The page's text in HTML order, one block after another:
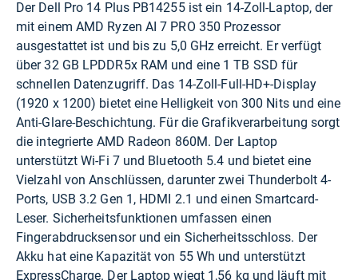
Der Dell Pro 14 Plus PB14255 ist ein 14-Zoll-Laptop, der
mit einem AMD Ryzen AI 7 PRO 350 Prozessor
ausgestattet ist und bis zu 5,0 GHz erreicht. Er verfügt
über 32 GB LPDDR5x RAM und eine 1 TB SSD für
schnellen Datenzugriff. Das 14-Zoll-Full-HD+-Display
(1920 x 1200) bietet eine Helligkeit von 300 Nits und eine
Anti-Glare-Beschichtung. Für die Grafikverarbeitung sorgt
die integrierte AMD Radeon 860M. Der Laptop
unterstützt Wi-Fi 7 und Bluetooth 5.4 und bietet eine
Vielzahl von Anschlüssen, darunter zwei Thunderbolt 4-
Ports, USB 3.2 Gen 1, HDMI 2.1 und einen Smartcard-
Leser. Sicherheitsfunktionen umfassen einen
Fingerabdrucksensor und ein Sicherheitsschloss. Der
Akku hat eine Kapazität von 55 Wh und unterstützt
ExpressCharge. Der Laptop wiegt 1,56 kg und läuft mit